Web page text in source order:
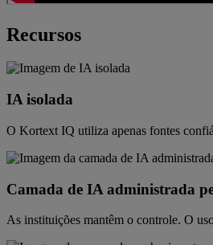
Recursos
IA isolada
O Kortext IQ utiliza apenas fontes
Camada de IA administrada
As instituições mantêm o controle. O